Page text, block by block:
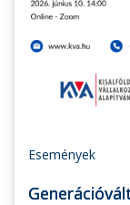
Események